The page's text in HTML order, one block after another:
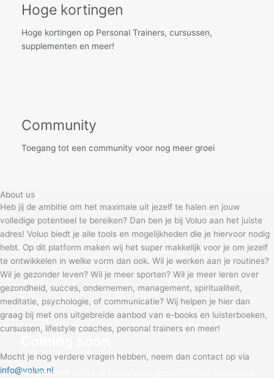
Het grootste online zelfontwikkelingsplatform van Nederland
Hoge kortingen
Hoge kortingen op Personal Trainers, cursussen,
supplementen en meer!
Community
Toegang tot een community voor nog meer groei
About us
Heb jij de ambitie om het maximale uit jezelf te halen en jouw
volledige potentieel te bereiken? Dan ben je bij Voluo aan het juiste
adres! Voluo biedt je alle tools en mogelijkheden die je hiervoor nodig
hebt. Op dit platform maken wij het super makkelijk voor je om jezelf
te ontwikkelen in welke vorm dan ook. Wil je werken aan je routines?
Wil je gezonder leven? Wil je meer sporten? Wil je meer leren over
gezondheid, succes, ondernemen, management, spiritualiteit,
meditatie, psychologie, of communicatie? Wij helpen je hier dan
graag bij met ons uitgebreide aanbod van e-books en luisterboeken,
cursussen, lifestyle coaches, personal trainers en meer!
Mocht je nog verdere vragen hebben, neem dan contact op via
info@voluo.nl